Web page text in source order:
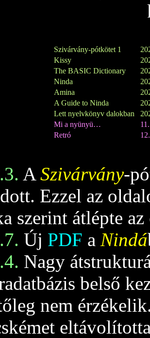
Szivárvány-pótkötet 1
Kissy
The BASIC Dictionary
Ninda
Amina
A Guide to Ninda
Lett nyelvkönyv dalokban
Mi a nyünyü…
Retró
A Szivárvány-
Ezzel az
szerint átlépte
Új PDF a Nindá
Nagy
belső
nem